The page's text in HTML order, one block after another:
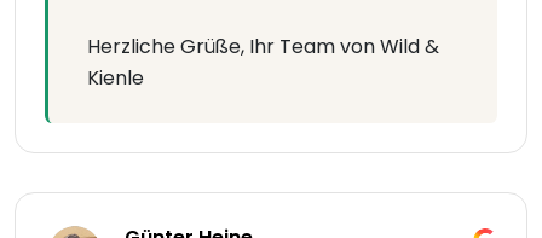
Herzliche Grüße, Ihr Team von Wild &
Kienle